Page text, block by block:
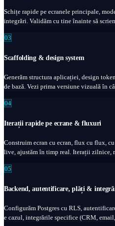
Schițe rapide pe ecranele principale,
integrări. Validăm cu tine înainte să
03
Scaffolding & design system
Generăm structura aplicației, design
de bază. Vezi prima versiune vizuală în
04
Iterații rapide pe ecrane & fluxuri
Construim ecran cu ecran, flux cu flux,
live, ajustăm în timp real. Iterații zilnice,
05
Backend, autentificare, plăți &
Configurăm Postgres cu RLS,
e cazul, integrările specifice (CRM,